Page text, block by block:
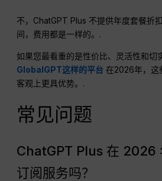
不，ChatGPT Plus 不提供年度套餐折
间，费用都是一样的。.
如果您最看重的是性价比、灵活性和切
GlobalGPT这样的平台 在2026年，这
客观上更具优势。.
常见问题
ChatGPT Plus 在 2026
订阅服务吗？